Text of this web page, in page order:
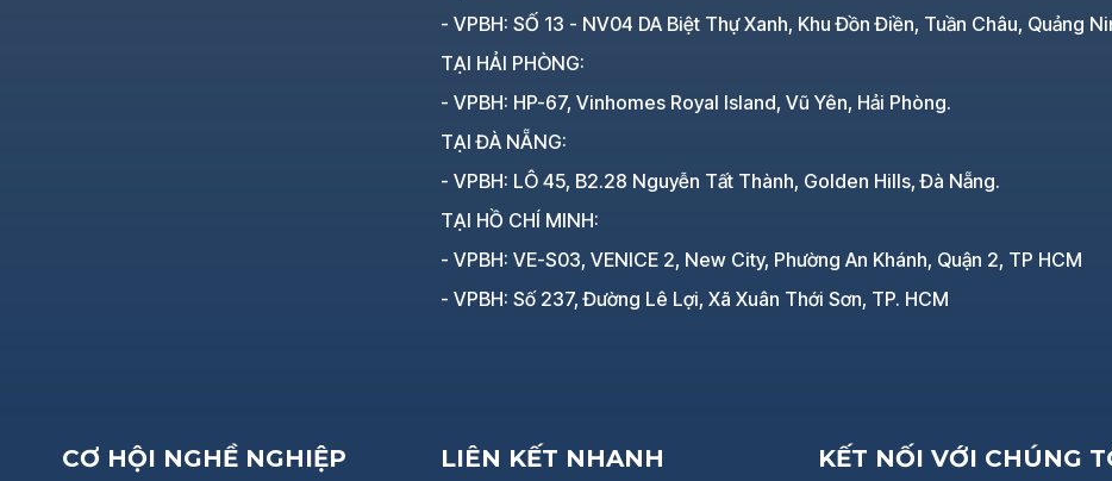
- VPBH: SỐ 13 - NV04 DA Biệt Thự Xanh, Khu Đồn Điền, Tuần Châu, Quảng
TẠI HẢI PHÒNG:
- VPBH: HP-67, Vinhomes Royal Island, Vũ Yên, Hải Phòng.
TẠI ĐÀ NẴNG:
- VPBH: LÔ 45, B2.28 Nguyễn Tất Thành, Golden Hills, Đà Nẵng.
TẠI HỒ CHÍ MINH:
- VPBH: VE-S03, VENICE 2, New City, Phường An Khánh, Quận 2, TP HCM
- VPBH: Số 237, Đường Lê Lợi, Xã Xuân Thới Sơn, TP. HCM
CƠ HỘI NGHỀ NGHIỆP LIÊN KẾT NHANH KẾT NỐI VỚI CHÚNG